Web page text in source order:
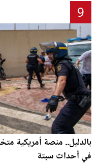
9
بالدليل.. منصة أمريكية
في أحداث سبتة